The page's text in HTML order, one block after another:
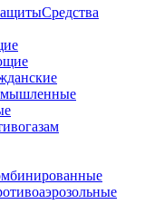
Средства